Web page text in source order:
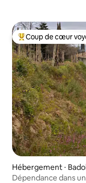
Coups de cœur
Coup de cœur
Hébergement ⋅
Dépendance dans